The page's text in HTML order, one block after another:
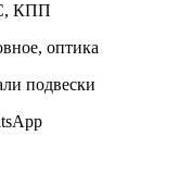
КПП
оптика
подвески